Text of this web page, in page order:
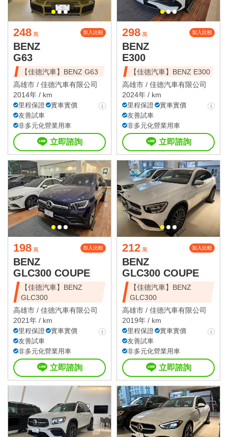
248 萬 加入比較
BENZ
G63
【佳德汽車】BENZ G63
高雄市 / 佳德汽車有限公司
2014年 / km
里程保證
實車實價
友善試車
非多元化營業用車
立即諮詢
298 萬 加入比較
BENZ
E300
【佳德汽車】BENZ E300
高雄市 / 佳德汽車有限公司
2024年 / km
里程保證
實車實價
友善試車
非多元化營業用車
立即諮詢
198 萬 加入比較
BENZ
GLC300 COUPE
【佳德汽車】BENZ
GLC300
高雄市 / 佳德汽車有限公司
2021年 / km
里程保證
實車實價
友善試車
非多元化營業用車
立即諮詢
212 萬 加入比較
BENZ
GLC300 COUPE
【佳德汽車】BENZ
GLC300
高雄市 / 佳德汽車有限公司
2019年 / km
里程保證
實車實價
友善試車
非多元化營業用車
立即諮詢